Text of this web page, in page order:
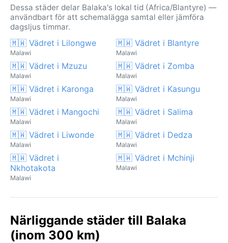
Dessa städer delar Balaka's lokal tid (Africa/Blantyre) —
användbart för att schemalägga samtal eller jämföra
dagsljus timmar.
🇲🇼 Vädret i Lilongwe
Malawi
🇲🇼 Vädret i Blantyre
Malawi
🇲🇼 Vädret i Mzuzu
Malawi
🇲🇼 Vädret i Zomba
Malawi
🇲🇼 Vädret i Karonga
Malawi
🇲🇼 Vädret i Kasungu
Malawi
🇲🇼 Vädret i Mangochi
Malawi
🇲🇼 Vädret i Salima
Malawi
🇲🇼 Vädret i Liwonde
Malawi
🇲🇼 Vädret i Dedza
Malawi
🇲🇼 Vädret i
Nkhotakota
Malawi
🇲🇼 Vädret i Mchinji
Malawi
Närliggande städer till Balaka
(inom 300 km)